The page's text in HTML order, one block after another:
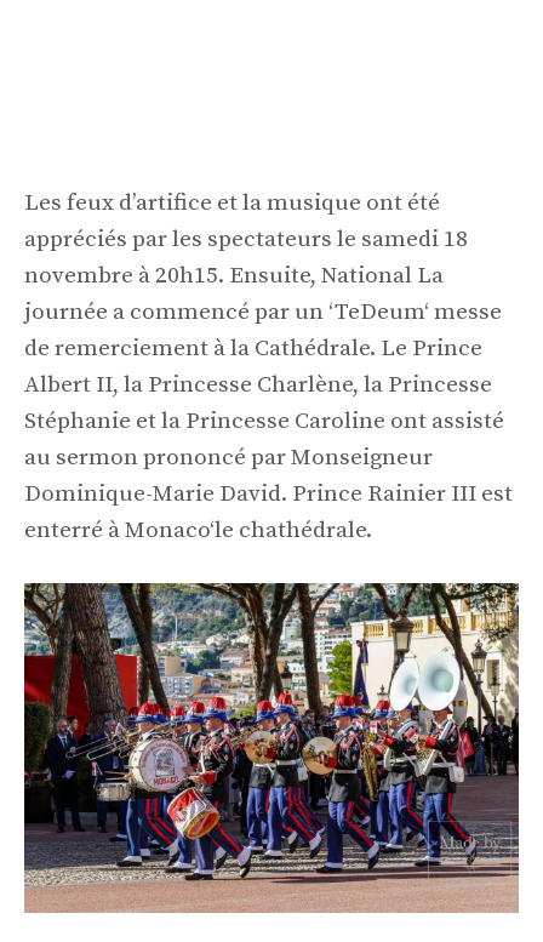
Les feux d’artifice et la musique ont été
appréciés par les spectateurs le samedi 18
novembre à 20h15. Ensuite, National La
journée a commencé par un ‘TeDeum‘messe
de remerciement à la Cathédrale. Le Prince
Albert II, la Princesse Charlène, la Princesse
Stéphanie et la Princesse Caroline ont assisté
au sermon prononcé parMonseigneur
Dominique-Marie David. Prince Rainier III est
enterré à Monaco‘le chathédrale.